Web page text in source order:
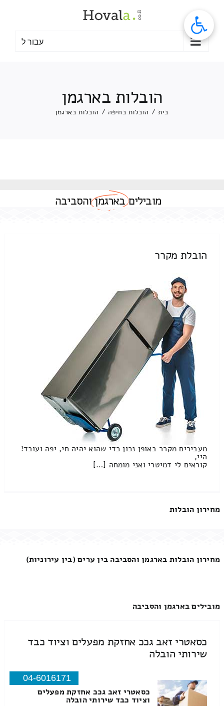
עבור ל
הובלות בארגמן
בית / הובלות בחיפה / הובלות בארגמן
מוביליםבארגמןוהסביבה
הובלת מקרר
מעבירים מקרר באופן נכון כדי שהוא יהיה חי, יפה ועובד!
היי,
קוראים לי דמיטרי ואני מומחה […]
מחירון הובלות
מחירון הובלות בארגמן והסביבה בין ערים (בין עירוניות)
מובילים בארגמן והסביבה
כסאטרי זאב גככ אחזקת מפעלים וציוד כבד
שירותי הובלה
04-6016171
כסאטרי זאב גככ אחזקת מפעלים
וציוד כבד שירותי הובלה